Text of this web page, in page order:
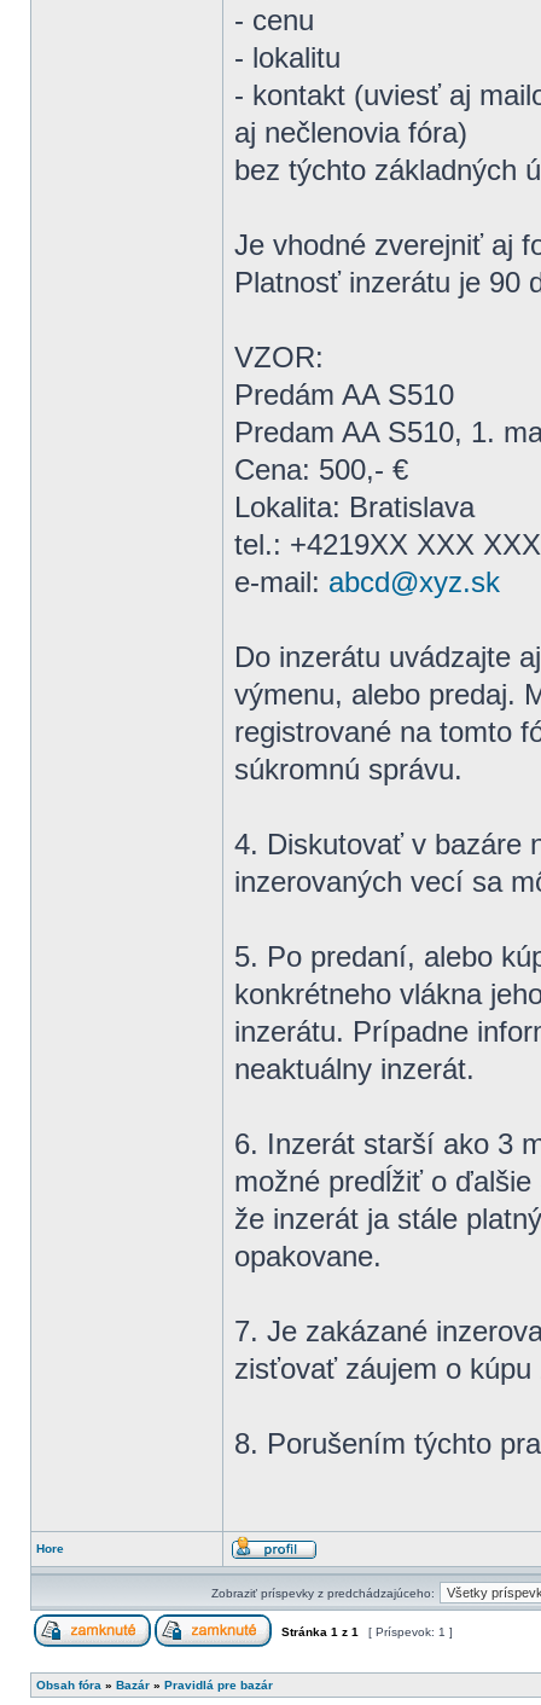
- cenu
- lokalitu
- kontakt (uviesť aj
aj nečlenovia fóra)
bez týchto základných
Je vhodné zverejniť aj
Platnosť inzerátu je 90
VZOR:
Predám AA S510
Predam AA S510, 1.
Cena: 500,- €
Lokalita: Bratislava
tel.: +4219XX XXX XXX
e-mail: abcd@xyz.sk
Do inzerátu uvádzajte
výmenu, alebo predaj.
registrované na tomto
súkromnú správu.
4. Diskutovať v bazáre
inzerovaných vecí sa
5. Po predaní, alebo
konkrétneho vlákna
inzerátu. Prípadne
neaktuálny inzerát.
6. Inzerát starší ako 3
možné predĺžiť o
že inzerát ja stále
opakovane.
7. Je zakázané
zisťovať záujem o
8. Porušením týchto
Hore
Zobraziť príspevky z predchádzajúceho:
Stránka 1 z 1 [ Príspevok: 1 ]
Obsah fóra » Bazár » Pravidlá pre bazár